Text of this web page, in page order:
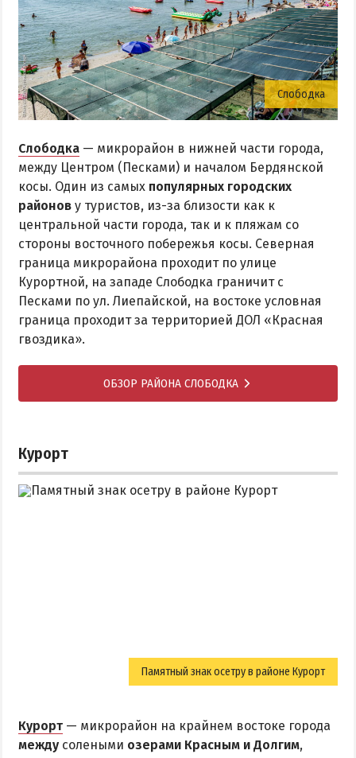
Слободка
Слободка — микрорайон в нижней части города,
между Центром (Песками) и началом Бердянской
косы. Один из самых популярных городских
районов у туристов, из-за близости как к
центральной части города, так и к пляжам со
стороны восточного побережья косы. Северная
граница микрорайона проходит по улице
Курортной, на западе Слободка граничит с
Песками по ул. Лиепайской, на востоке условная
граница проходит за территорией ДОЛ «Красная
гвоздика».
ОБЗОР РАЙОНА СЛОБОДКА
Курорт
Памятный знак осетру в районе Курорт
Курорт — микрорайон на крайнем востоке города
между солеными озерами Красным и Долгим,